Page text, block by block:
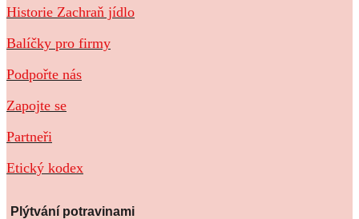
Historie Zachraň jídlo
Balíčky pro firmy
Podpořte nás
Zapojte se
Partneři
Etický kodex
Plýtvání potravinami